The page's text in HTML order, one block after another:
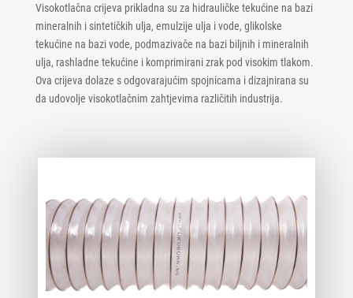
Visokotlačna crijeva prikladna su za hidrauličke tekućine na bazi
mineralnih i sintetičkih ulja, emulzije ulja i vode, glikolske
tekućine na bazi vode, podmazivače na bazi biljnih i mineralnih
ulja, rashladne tekućine i komprimirani zrak pod visokim tlakom.
Ova crijeva dolaze s odgovarajućim spojnicama i dizajnirana su
da udovolje visokotlačnim zahtjevima različitih industrija.